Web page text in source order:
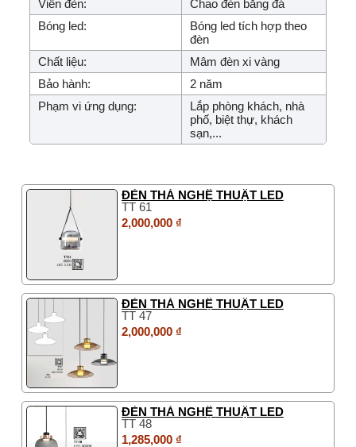
Viền đèn:
Chao đèn bằng đá
Bóng led:
Bóng led tích hợp theo
đèn
Chất liệu:
Mâm đèn xi vàng
Bảo hành:
2 năm
Phạm vi ứng dụng:
Lắp phòng khách, nhà
phố, biệt thự, khách
sạn,...
ĐÈN THẢ NGHỆ THUẬT LED
TT 61
2,000,000 ₫
ĐÈN THẢ NGHỆ THUẬT LED
TT 47
2,000,000 ₫
ĐÈN THẢ NGHỆ THUẬT LED
TT 48
1,285,000 ₫